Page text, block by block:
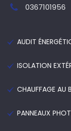
0367101956
AUDIT
ISOLATION
CHAUFFAGE AU
PANNEAUX